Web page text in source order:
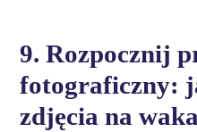
9. Rozpocznij
fotograficzny:
zdjęcia na